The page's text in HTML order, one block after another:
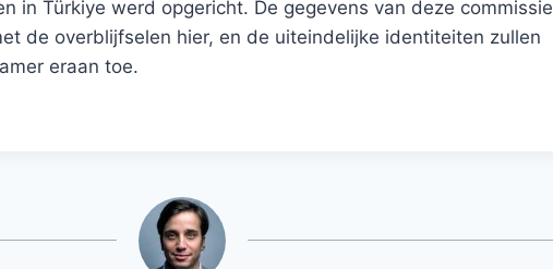
in Türkiye werd opgericht. De gegevens van deze commissie
de overblijfselen hier, en de uiteindelijke identiteiten zullen
eraan toe.